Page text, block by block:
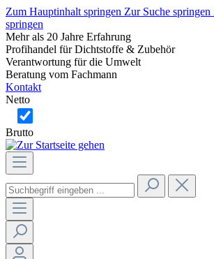
Zum Hauptinhalt springen Zur Suche springen
springen
Mehr als 20 Jahre Erfahrung
Profihandel für Dichtstoffe & Zubehör
Verantwortung für die Umwelt
Beratung vom Fachmann
Kontakt
Netto
Brutto